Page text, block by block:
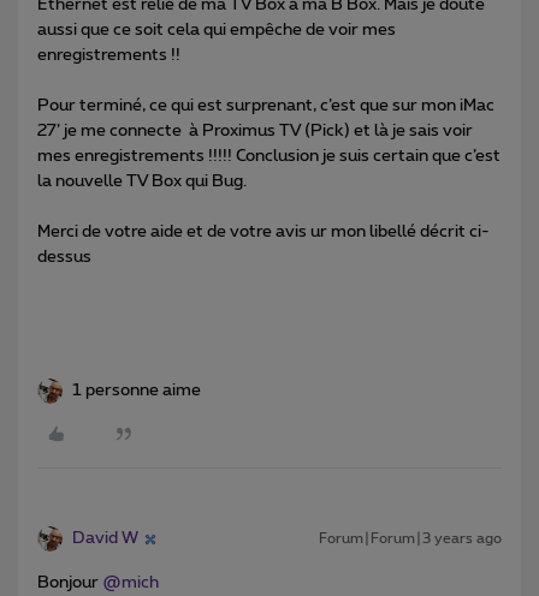
Ethernet est relié de ma TV Box à ma B Box. Mais je doute
aussi que ce soit cela qui empêche de voir mes
enregistrements !!
Pour terminé, ce qui est surprenant, c’est que sur mon iMac
27’ je me connecte à Proximus TV (Pick) et là je sais voir
mes enregistrements !!!!! Conclusion je suis certain que c’est
la nouvelle TV Box qui Bug.
Merci de votre aide et de votre avis ur mon libellé décrit ci-
dessus
1 personne aime
David W Forum|Forum|3 years ago
Bonjour @mich